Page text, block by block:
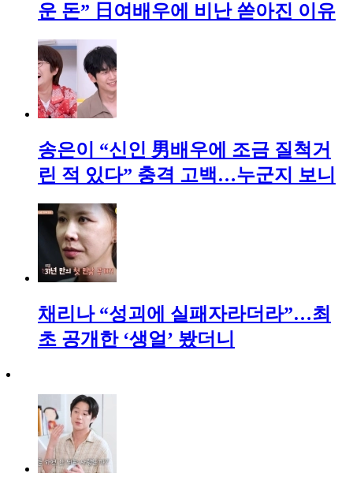
운 돈” 日여배우에 비난 쏟아진 이유
송은이 “신인 男배우에 조금 질척거
린 적 있다” 충격 고백…누군지 보니
채리나 “성괴에 실패자라더라”…최
초 공개한 ‘생얼’ 봤더니